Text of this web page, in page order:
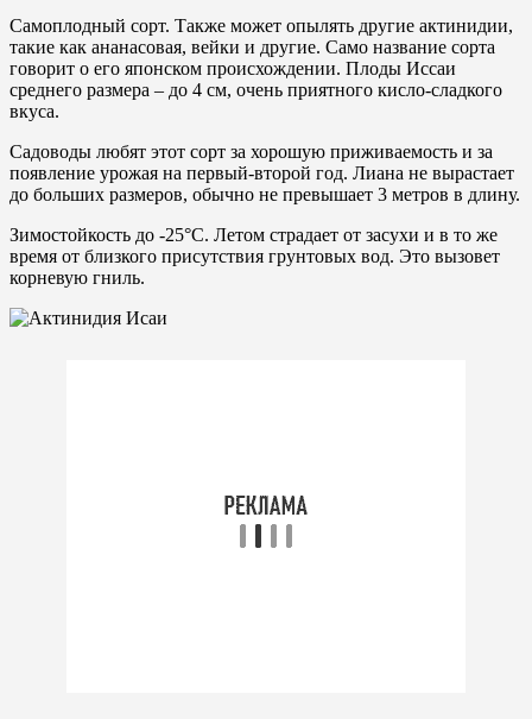
Самоплодный сорт. Также может опылять другие актинидии,
такие как ананасовая, вейки и другие. Само название сорта
говорит о его японском происхождении. Плоды Иссаи
среднего размера – до 4 см, очень приятного кисло-сладкого
вкуса.
Садоводы любят этот сорт за хорошую приживаемость и за
появление урожая на первый-второй год. Лиана не вырастает
до больших размеров, обычно не превышает 3 метров в длину.
Зимостойкость до -25°С. Летом страдает от засухи и в то же
время от близкого присутствия грунтовых вод. Это вызовет
корневую гниль.